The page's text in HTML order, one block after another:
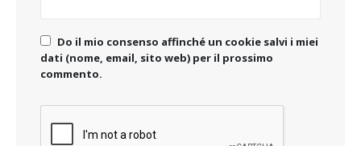
Do il mio consenso affinché un cookie salvi i miei
dati (nome, email, sito web) per il prossimo
commento.